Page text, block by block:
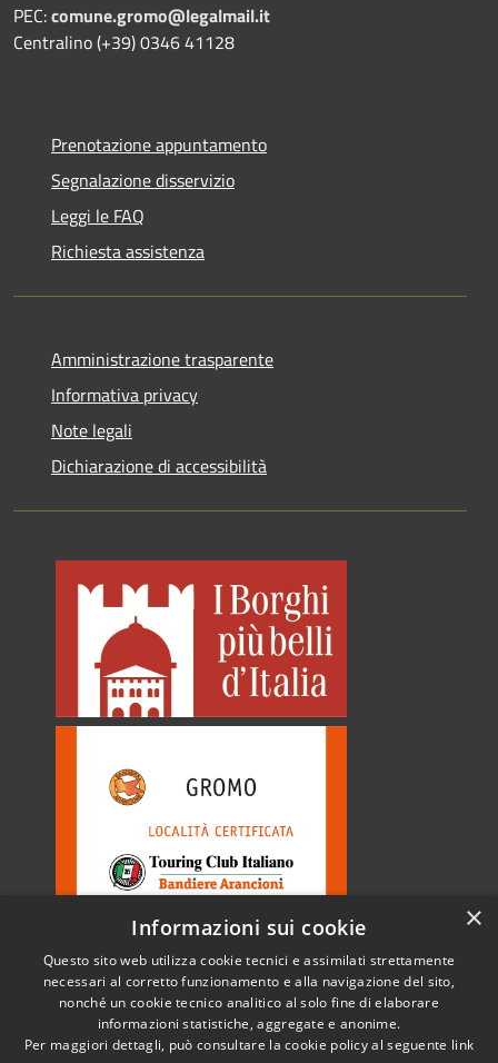
PEC:comune.gromo@legalmail.it
Centralino (+39) 0346 41128
Prenotazione appuntamento
Segnalazione disservizio
Leggi le FAQ
Richiesta assistenza
Amministrazione trasparente
Informativa privacy
Note legali
Dichiarazione di accessibilità
Copyright © 2026 • Comune di
Gromo • Powered by
×
Informazioni sui cookie
Questo sito web utilizza cookie tecnici e assimilati strettamente
necessari al corretto funzionamento e alla navigazione del sito,
nonché un cookie tecnico analitico al solo fine di elaborare
informazioni statistiche, aggregate e anonime.
Per maggiori dettagli, può consultare la cookie policy al seguente link